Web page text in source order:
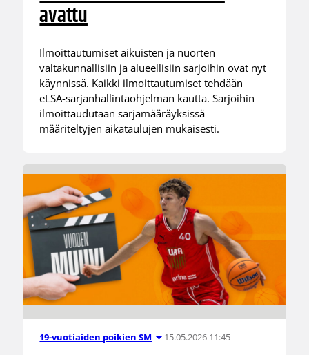
avattu
Ilmoittautumiset aikuisten ja nuorten
valtakunnallisiin ja alueellisiin sarjoihin ovat nyt
käynnissä. Kaikki ilmoittautumiset tehdään
eLSA-sarjanhallintaohjelman kautta. Sarjoihin
ilmoittaudutaan sarjamääräyksissä
määriteltyjen aikataulujen mukaisesti.
19-vuotiaiden poikien SM 15.05.2026 11:45